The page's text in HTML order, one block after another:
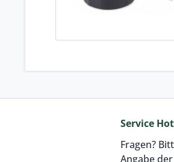
Nahtband
breit (nur mit...
€ 8,50 pro m
Service
Fragen?
Angabe